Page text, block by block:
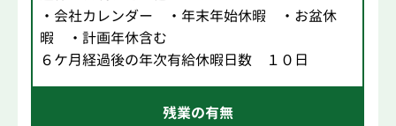
・会社カレンダー ・年末年始休暇 ・お盆休
暇 ・計画年休含む
６ケ月経過後の年次有給休暇日数 １０日
残業の有無